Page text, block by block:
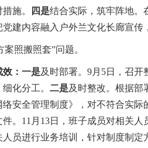
施。
四是结合实际，筑牢阵地。
建内容融入户外兰文化长廊宣传
照搬照套”问题。
效 ： 一是及时部署。9月5日，召开
化分工。 二是及时整改。根据部
安全管理制度》，对不符合实
。11月13日，班子成员对相关
人员进行业务培训，针对制度制